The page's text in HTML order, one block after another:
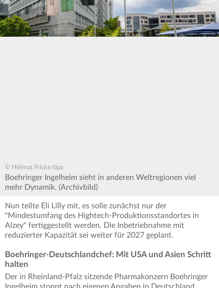
© Helmut Fricke/dpa
Boehringer Ingelheim sieht in anderen Weltregionen viel
mehr Dynamik. (Archivbild)
Nun teilte Eli Lilly mit, es solle zunächst nur der
"Mindestumfang des Hightech-Produktionsstandortes in
Alzey" fertiggestellt werden. Die Inbetriebnahme mit
reduzierter Kapazität sei weiter für 2027 geplant.
Boehringer-Deutschlandchef: Mit USA und Asien Schritt
halten
Der in Rheinland-Pfalz sitzende Pharmakonzern Boehringer